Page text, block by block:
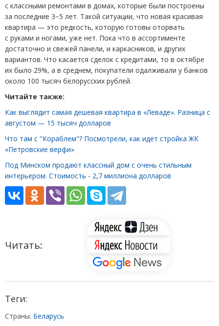
с классными ремонтами в домах, которые были построены
за последние 3−5 лет. Такой ситуации, что новая красивая
квартира — это редкость, которую готовы оторвать
с руками и ногами, уже нет. Пока что в ассортименте
достаточно и свежей панели, и каркасников, и других
вариантов. Что касается сделок с кредитами, то в октябре
их было 29%, а в среднем, покупатели одалживали у банков
около 100 тысяч белорусских рублей.
Читайте также:
Как выглядит самая дешевая квартира в «Леваде». Разница с
августом — 15 тысяч долларов
Что там с "Кораблем"? Посмотрели, как идет стройка ЖК
«Петровские верфи»
Под Минском продают классный дом с очень стильным
интерьером. Стоимость - 2,7 миллиона долларов
Читать:
Теги:
Страны: Беларусь